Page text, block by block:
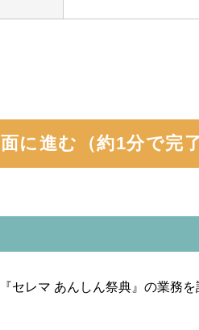
に進む（約1分で完了
レマ あんしん祭典』の業務を